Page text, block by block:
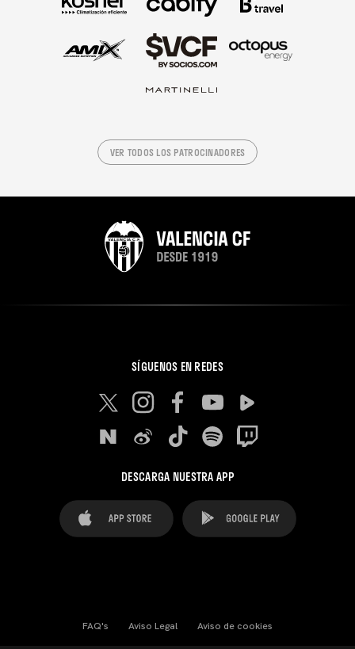
VER TODOS LOS PATROCINADORES
SÍGUENOS EN REDES
DESCARGA NUESTRA APP
FAQ's Aviso Legal Aviso de cookies